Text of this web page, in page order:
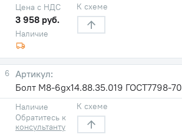
Наличие
Цена с НДС
3 958 руб.
К схеме
6
Болт М8-6gх14.88.35.019 ГОСТ7798-70
Наличие
Обратитесь к
консультанту
К схеме